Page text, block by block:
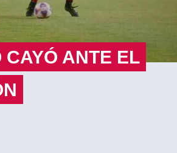
CAYÓ ANTE EL